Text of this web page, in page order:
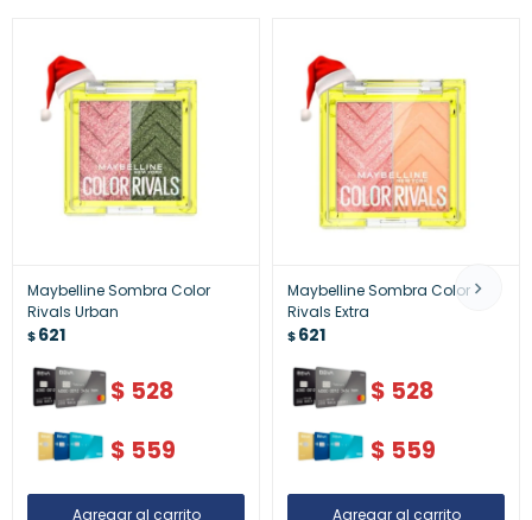
Maybelline Sombra Color
Rivals Urban
$621
$ 528
$ 559
Maybelline Sombra Color
Rivals Extra
$621
$ 528
$ 559